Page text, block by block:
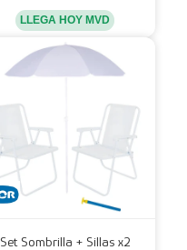
LLEGA HOY MVD
Set Sombrilla + Sillas x2